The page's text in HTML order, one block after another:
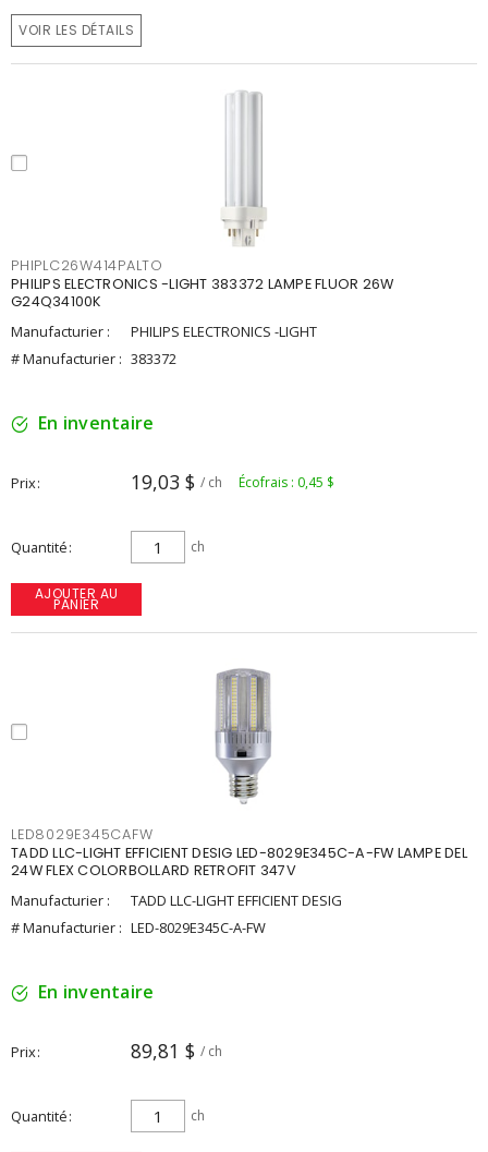
VOIR LES DÉTAILS
PHIPLC26W414PALTO
PHILIPS ELECTRONICS -LIGHT 383372 LAMPE FLUOR 26W
G24Q34100K
Manufacturier :
PHILIPS ELECTRONICS -LIGHT
# Manufacturier : 383372
En inventaire
Prix 19,03 $ / ch Écofrais : 0,45 $
Quantité ch
AJOUTER AU
PANIER
LED8029E345CAFW
TADD LLC-LIGHT EFFICIENT DESIG LED-8029E345C-A-FW LAMPE DEL
24W FLEX COLORBOLLARD RETROFIT 347V
Manufacturier :
TADD LLC-LIGHT EFFICIENT DESIG
# Manufacturier : LED-8029E345C-A-FW
En inventaire
Prix 89,81 $ / ch
Quantité ch